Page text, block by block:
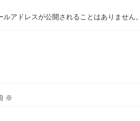
ルアドレスが公開されることはありません。
※